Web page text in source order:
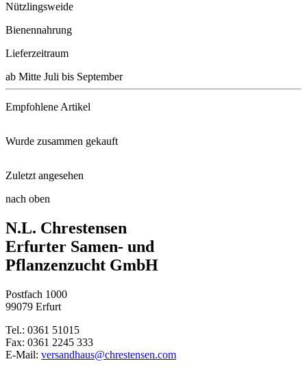
Nützlingsweide
Bienennahrung
Lieferzeitraum
ab Mitte Juli bis September
Empfohlene Artikel
Protect Garden Alitis Spezial- ...
Mulch-Folie
Schaufel klein
Wurde zusammen gekauft
Erdbeere Verdi (Reifezeit: mit ...
Erdbeere Marieka mit Topfballe ...
Erdbeere Glorielle®
Grünkohl Westländer halbhoher
Zuletzt angesehen
Erdbeere Lambada (Reifezeit: f ...
nach oben
N.L. Chrestensen
Erfurter Samen- und
Pflanzenzucht GmbH
Postfach 1000
99079 Erfurt
Tel.: 0361 51015
Fax: 0361 2245 333
E-Mail: versandhaus@chrestensen.com